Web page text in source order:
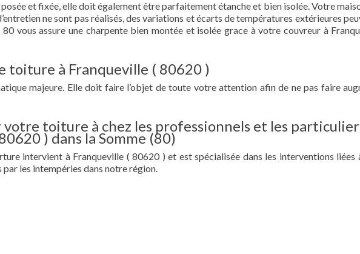
et fixée, elle doit également être parfaitement étanche et bien isolée. Votre
ne sont pas réalisés, des variations et écarts de températures extérieures
vous assure une charpente bien montée et isolée grace à votre couvreur à
toiture à Franqueville ( 80620 )
majeure. Elle doit faire l’objet de toute votre attention afin de ne pas faire
votre toiture à chez les professionnels et les
) dans la Somme (80)
intervient à Franqueville ( 80620 ) et est spécialisée dans les interventions liées
les intempéries dans notre région.